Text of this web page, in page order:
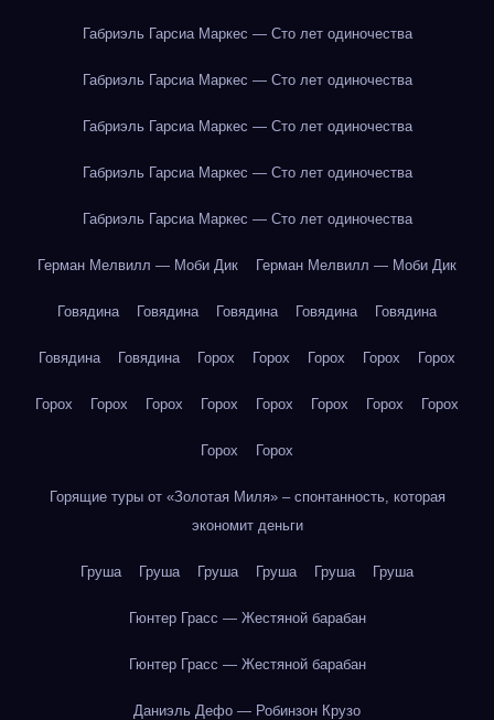
Габриэль Гарсиа Маркес — Сто лет одиночества
Габриэль Гарсиа Маркес — Сто лет одиночества
Габриэль Гарсиа Маркес — Сто лет одиночества
Габриэль Гарсиа Маркес — Сто лет одиночества
Габриэль Гарсиа Маркес — Сто лет одиночества
Герман Мелвилл — Моби Дик Герман Мелвилл — Моби Дик
Говядина Говядина Говядина Говядина Говядина
Говядина Говядина Горох Горох Горох Горох Горох
Горох Горох Горох Горох Горох Горох Горох Горох
Горох Горох
Горящие туры от «Золотая Миля» – спонтанность, которая
экономит деньги
Груша Груша Груша Груша Груша Груша
Гюнтер Грасс — Жестяной барабан
Гюнтер Грасс — Жестяной барабан
Даниэль Дефо — Робинзон Крузо